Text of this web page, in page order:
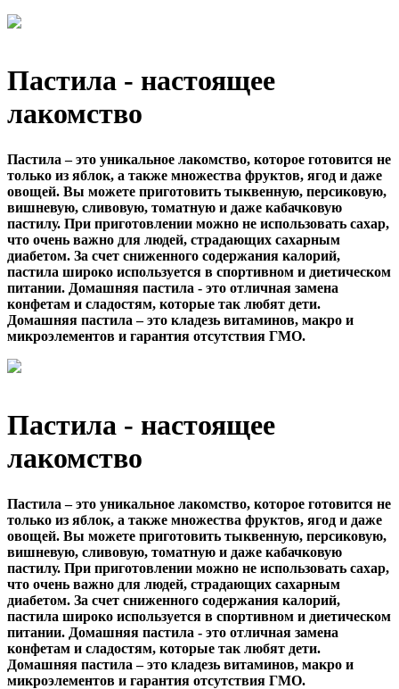
Пастила - настоящее
лакомство
Пастила – это уникальное лакомство, которое готовится не
только из яблок, а также множества фруктов, ягод и даже
овощей. Вы можете приготовить тыквенную, персиковую,
вишневую, сливовую, томатную и даже кабачковую
пастилу. При приготовлении можно не использовать сахар,
что очень важно для людей, страдающих сахарным
диабетом. За счет сниженного содержания калорий,
пастила широко используется в спортивном и диетическом
питании. Домашняя пастила - это отличная замена
конфетам и сладостям, которые так любят дети.
Домашняя пастила – это кладезь витаминов, макро и
микроэлементов и гарантия отсутствия ГМО.
Пастила - настоящее
лакомство
Пастила – это уникальное лакомство, которое готовится не
только из яблок, а также множества фруктов, ягод и даже
овощей. Вы можете приготовить тыквенную, персиковую,
вишневую, сливовую, томатную и даже кабачковую
пастилу. При приготовлении можно не использовать сахар,
что очень важно для людей, страдающих сахарным
диабетом. За счет сниженного содержания калорий,
пастила широко используется в спортивном и диетическом
питании. Домашняя пастила - это отличная замена
конфетам и сладостям, которые так любят дети.
Домашняя пастила – это кладезь витаминов, макро и
микроэлементов и гарантия отсутствия ГМО.